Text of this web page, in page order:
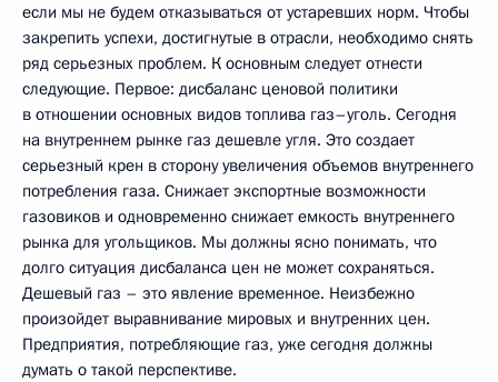
если мы не будем отказываться от устаревших норм. Чтобы
закрепить успехи, достигнутые в отрасли, необходимо снять
ряд серьезных проблем. К основным следует отнести
следующие. Первое: дисбаланс ценовой политики
в отношении основных видов топлива газ–уголь. Сегодня
на внутреннем рынке газ дешевле угля. Это создает
серьезный крен в сторону увеличения объемов внутреннего
потребления газа. Снижает экспортные возможности
газовиков и одновременно снижает емкость внутреннего
рынка для угольщиков. Мы должны ясно понимать, что
долго ситуация дисбаланса цен не может сохраняться.
Дешевый газ – это явление временное. Неизбежно
произойдет выравнивание мировых и внутренних цен.
Предприятия, потребляющие газ, уже сегодня должны
думать о такой перспективе.